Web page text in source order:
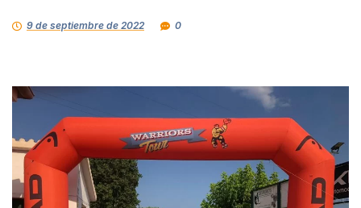
9 de septiembre de 2022 0